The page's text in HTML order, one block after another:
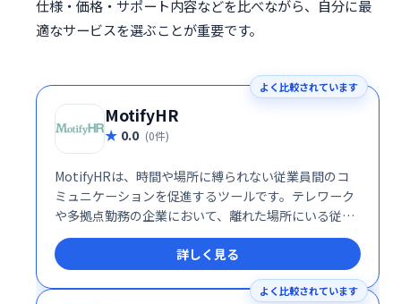
仕様・価格・サポート内容などを比べながら、自分に最
適なサービスを選ぶことが重要です。
よく比較されています
MotifyHR
0.0 (0件)
MotifyHRは、時間や場所に縛られない従業員間のコ
ミュニケーションを促進するツールです。テレワーク
や多拠点勤務の企業において、離れた場所にいる従業
員同士、上司と部下間の円滑なコミュニケーションと
フィードバックを実現します。場所の制約なく、活発
な情報共有と連携を支援し、生産性の向上に貢献しま
す。
詳しく見る
よく比較されています